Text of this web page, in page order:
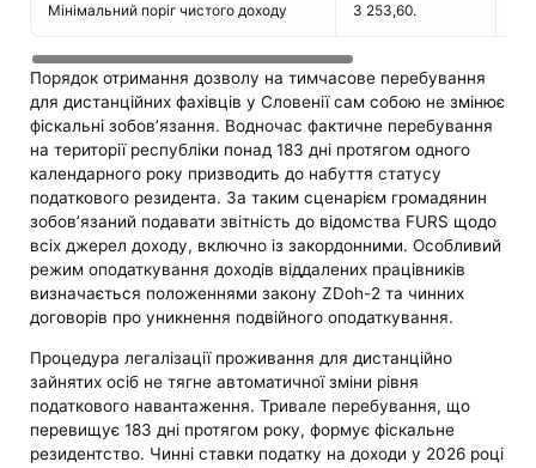
Мінімальний поріг чистого доходу 3 253,60.
Порядок отримання дозволу на тимчасове перебування
для дистанційних фахівців у Словенії сам собою не змінює
фіскальні зобов’язання. Водночас фактичне перебування
на території республіки понад 183 дні протягом одного
календарного року призводить до набуття статусу
податкового резидента. За таким сценарієм громадянин
зобов’язаний подавати звітність до відомства FURS щодо
всіх джерел доходу, включно із закордонними. Особливий
режим оподаткування доходів віддалених працівників
визначається положеннями закону ZDoh-2 та чинних
договорів про уникнення подвійного оподаткування.
Процедура легалізації проживання для дистанційно
зайнятих осіб не тягне автоматичної зміни рівня
податкового навантаження. Тривале перебування, що
перевищує 183 дні протягом року, формує фіскальне
резидентство. Чинні ставки податку на доходи у 2026 році